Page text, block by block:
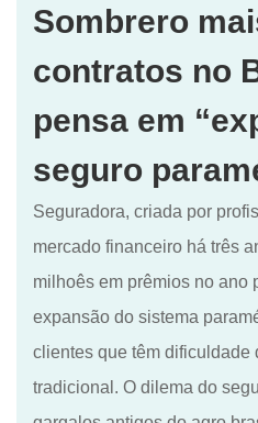
Sombrero
contratos no
pensa em
seguro
Seguradora, criada por
mercado financeiro há três
milhoês em prêmios no ano
expansão do sistema
clientes que têm dificuldade
tradicional. O dilema do